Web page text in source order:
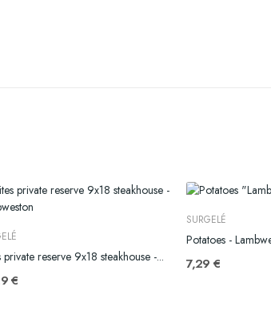
private reserve 9x18 steakhouse -...
€
SURGELÉ
Potatoes -
7,29 €